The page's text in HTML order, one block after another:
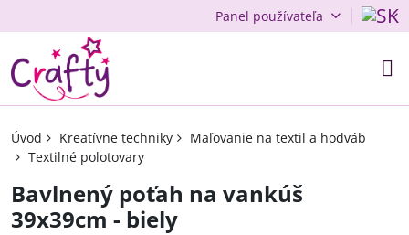
Panel používateľa
Úvod Kreatívne techniky
Maľovanie na textil a hodváb
Textilné polotovary
Bavlnený poťah na vankúš
39x39cm - biely